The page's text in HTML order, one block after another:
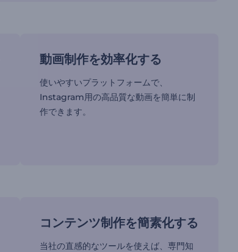
動画制作を効率化する
使いやすいプラットフォームで、
Instagram用の高品質な動画を簡単に制
作できます。
コンテンツ制作を簡素化する
当社の直感的なツールを使えば、専門知